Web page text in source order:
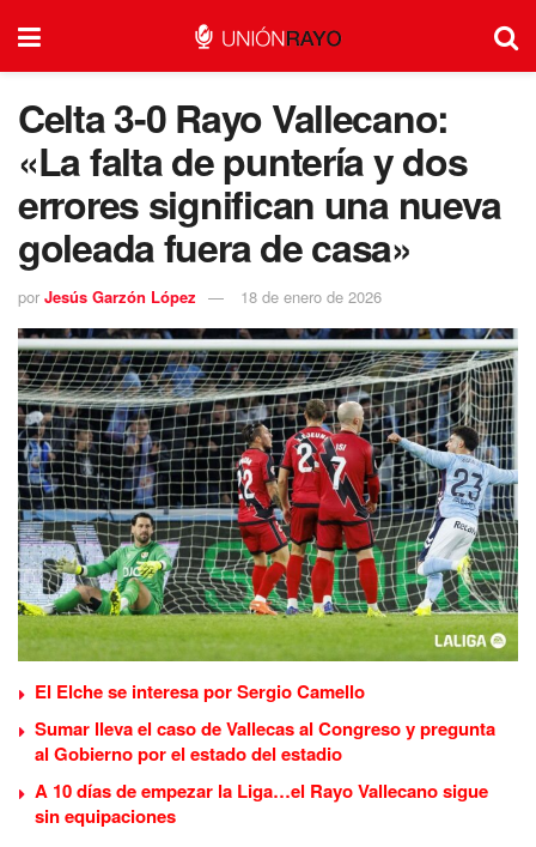
Celta 3-0 Rayo Vallecano:
«La falta de puntería y dos
errores significan una nueva
goleada fuera de casa»
por Jesús Garzón López 18 de enero de 2026
El Elche se interesa por Sergio Camello
Sumar lleva el caso de Vallecas al Congreso y pregunta
al Gobierno por el estado del estadio
A 10 días de empezar la Liga…el Rayo Vallecano sigue
sin equipaciones